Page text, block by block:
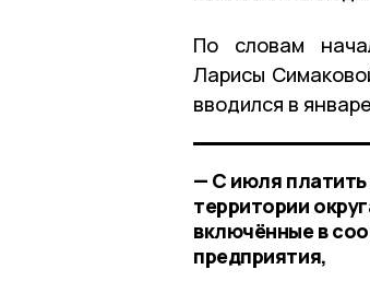
По словам
Ларисы
вводился в
— С июля
территории
включённые в
предприятия,